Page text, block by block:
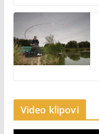
Video klipovi